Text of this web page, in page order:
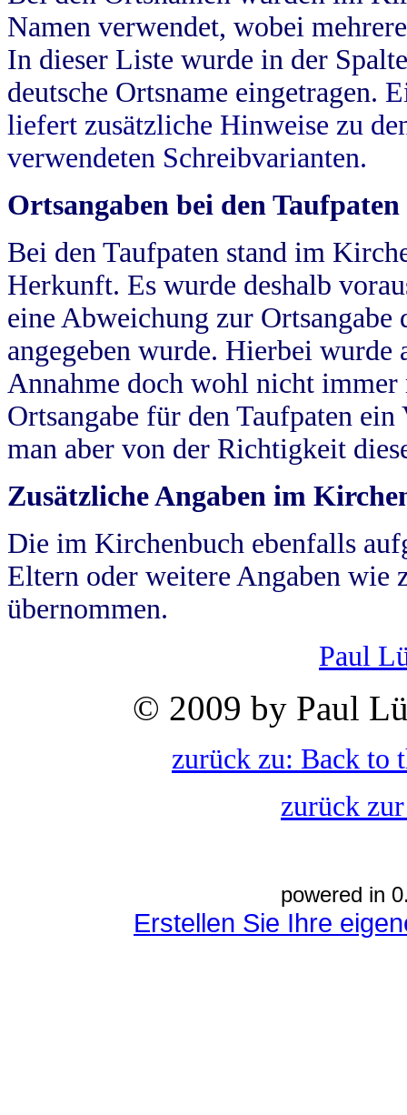
Namen verwendet, wobei
In dieser Liste wurde in der
deutsche Ortsname eingetragen.
liefert zusätzliche Hinweise zu
verwendeten Schreibvarianten.
Ortsangaben bei den Taufpaten
Bei den Taufpaten stand im
Herkunft. Es wurde deshalb
eine Abweichung zur
angegeben wurde. Hierbei wurde
Annahme doch wohl nicht
Ortsangabe für den Taufpaten
man aber von der Richtigkeit
Zusätzliche Angaben im
Die im Kirchenbuch ebenfalls
Eltern oder weitere Angaben wie
übernommen.
Paul
© 2009 by Paul
zurück zu: Back to
zurück
powered in
Erstellen Sie Ihre